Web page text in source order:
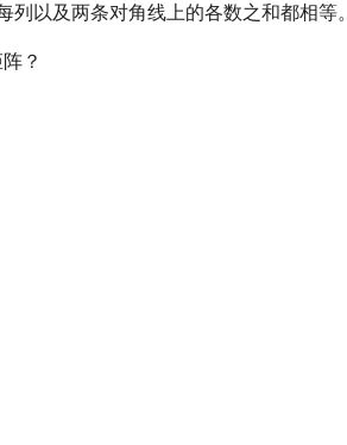
列以及两条对角线上的各数之和都相等。
？